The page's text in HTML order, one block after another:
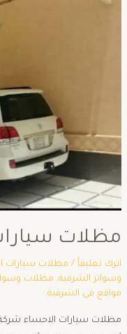
مظلات
اترك تعليقاً / مظلات سيارات
وسواتر الشرقية, مظلات
مواقع في الشرقية
مظلات سيارات الاحساء